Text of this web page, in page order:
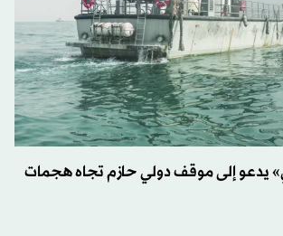
يدعو إلى موقف دولي حازم تجاه هجمات